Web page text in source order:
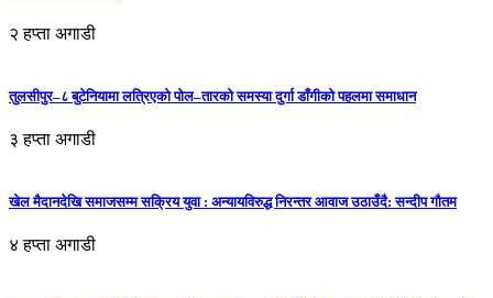
२ हप्ता अगाडी
तुलसीपुर–८ बुटेनियामा लत्रिएको पोल–तारको समस्या दुर्गा डाँगीको पहलमा समाधान
३ हप्ता अगाडी
खेल मैदानदेखि समाजसम्म सक्रिय युवा : अन्यायविरुद्ध निरन्तर आवाज उठाउँदै: सन्दीप गौतम
४ हप्ता अगाडी